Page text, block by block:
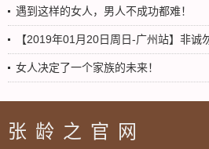
遇到这样的女人，男人不成功都难！
【2019年01月20日周日-广州站】非
女人决定了一个家族的未来！
张龄之官网